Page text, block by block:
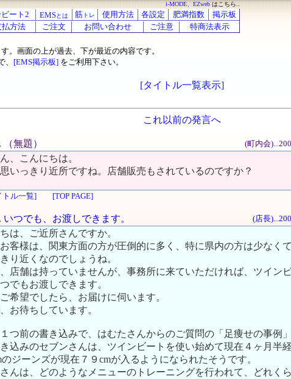
i-MODE、EZweb はこちら..
ート2 EMSとは 筋 トレ 使用方法 各設定 肥満指数
掲示板
払方法 ご注文 お問い合わせ ご注意 特商法表示
。画面の上が過去、下が最近の内容です。
[EMS掲示板] をご利用下さい。
[タイトル一覧表示]
これ以前の発言へ
（無題） (町内会
、こんにちは。
いっきり近所ですね。店舗販売もされているのですか？
トル一覧] [TOP PAGE]
いつでも、お渡しできます。 (店長
は、ご近所さんですか。
客様は、関東方面の方が圧倒的に多く、特に県内の方は少なく
り近くなのでしょうね。
店舗は持っていませんが、事務所に来ていただければ、ツイン
でもお渡しできます。
希望でしたら、お届けに伺います。
お待ちしています。
つ前の書き込みで、はむたさんからのご質問の「足痩せの事例
込みのセブンさんは、ツインビートを使い始めて現在４ヶ月半
のジーンズが現在７９cmが入るようになられたそうです。
んは、どのようなメニューのトレーニングを行われて、どれく